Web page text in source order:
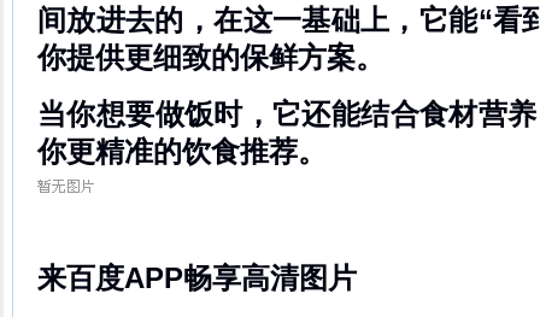
间放进去的，在这一基础上，它能“看
你提供更细致的保鲜方案。
当你想要做饭时，它还能结合食材营
你更精准的饮食推荐。
来百度APP畅享高清图片